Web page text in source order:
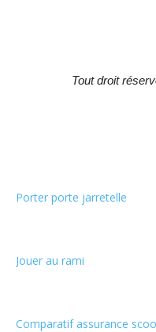
Tout droit
Porter porte jarretelle
Jouer au rami
Comparatif assurance